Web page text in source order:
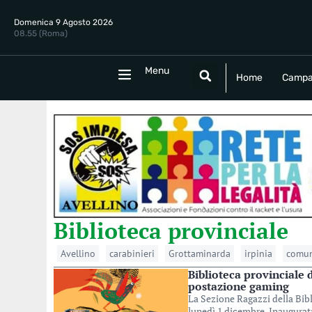
Domenica 9 Agosto 2026
08.55 (Roma)
Menu
Home
Home Campania Politica
Biblioteca provinciale
Avellino carabinieri Grottaminarda irpinia
Biblioteca provinciale
postazione gaming
La Sezione Ragazzi della